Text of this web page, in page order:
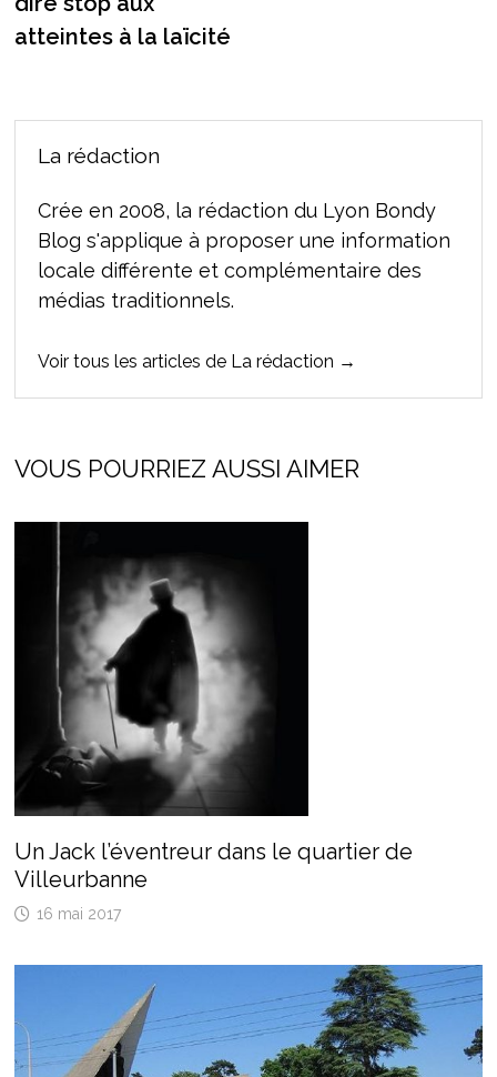
atteintes à la laïcité
La rédaction
Crée en 2008, la rédaction du Lyon Bondy
Blog s'applique à proposer une information
locale différente et complémentaire des
médias traditionnels.
Voir tous les articles de La rédaction →
VOUS POURRIEZ AUSSI AIMER
Un Jack l’éventreur dans le quartier de
Villeurbanne
16 mai 2017